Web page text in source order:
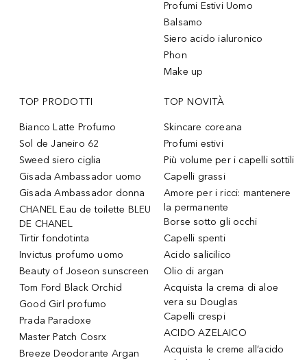
Profumi Estivi Uomo
Balsamo
Siero acido ialuronico
Phon
Make up
TOP PRODOTTI
Bianco Latte Profumo
Sol de Janeiro 62
Sweed siero ciglia
Gisada Ambassador uomo
Gisada Ambassador donna
CHANEL Eau de toilette BLEU
DE CHANEL
Tirtir fondotinta
Invictus profumo uomo
Beauty of Joseon sunscreen
Tom Ford Black Orchid
Good Girl profumo
Prada Paradoxe
Master Patch Cosrx
Breeze Deodorante Argan
TOP NOVITÀ
Skincare coreana
Profumi estivi
Più volume per i capelli sottili
Capelli grassi
Amore per i ricci: mantenere
la permanente
Borse sotto gli occhi
Capelli spenti
Acido salicilico
Olio di argan
Acquista la crema di aloe
vera su Douglas
Capelli crespi
ACIDO AZELAICO
Acquista le creme all’acido